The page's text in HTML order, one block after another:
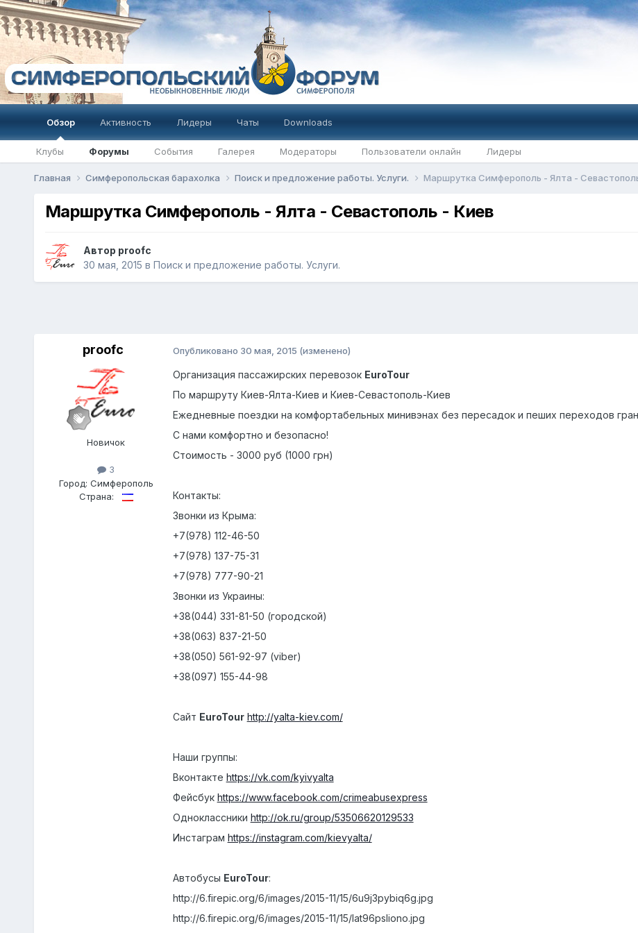
Обзор
Клубы Форумы События Галерея Модераторы Пользователи онлайн Лидеры
Активность Лидеры Чаты Downloads
Главная Симферопольская барахолка Поиск и предложение работы. Услуги. Маршрутка Симферополь - Ялта -
Маршрутка Симферополь - Ялта - Севастополь - Киев
Автор proofc
30 мая, 2015 в Поиск и предложение работы. Услуги.
proofc
Новичок
3
Город: Симферополь
Страна:
Опубликовано 30 мая, 2015 (изменено)
Организация пассажирских перевозок EuroTour
По маршруту Киев-Ялта-Киев и Киев-Севастополь-Киев
Ежедневные поездки на комфортабельных минивэнах без пересадок и пеших переходов
С нами комфортно и безопасно!
Стоимость - 3000 руб (1000 грн)
Контакты:
Звонки из Крыма:
+7(978) 112-46-50
+7(978) 137-75-31
+7(978) 777-90-21
Звонки из Украины:
+38(044) 331-81-50 (городской)
+38(063) 837-21-50
+38(050) 561-92-97 (viber)
+38(097) 155-44-98
Сайт EuroTour http://yalta-kiev.com/
Наши группы:
Вконтакте https://vk.com/kyivyalta
Фейсбук https://www.facebook.com/crimeabusexpress
Одноклассники http://ok.ru/group/53506620129533
Инстаграм https://instagram.com/kievyalta/
Автобусы EuroTour:
http://6.firepic.org/6/images/2015-11/15/6u9j3pybiq6g.jpg
http://6.firepic.org/6/images/2015-11/15/lat96psliono.jpg